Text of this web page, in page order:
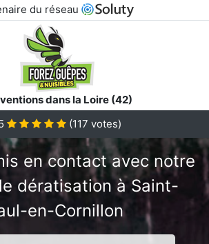
du réseau
dans la Loire (42)
(117 votes)
en contact avec notre
dératisation à Saint-
en-Cornillon